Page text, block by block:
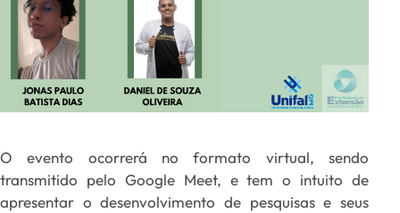
O evento ocorrerá no formato virtual, sendo
transmitido pelo Google Meet, e tem o intuito de
apresentar o desenvolvimento de pesquisas e seus